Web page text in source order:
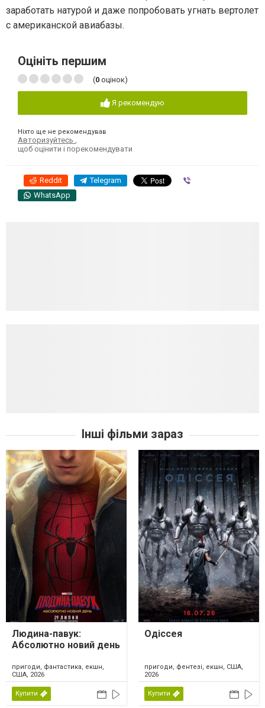
заработать натурой и даже попробовать угнать вертолет
с американской авиабазы.
Оцініть першим
(0 оцінок)
Я рекомендую
Ніхто ще не рекомендував
Авторизуйтесь ,
щоб оцінити і порекомендувати
Reddit Telegram
WhatsApp
Інші фільми зараз
Людина-павук:
Абсолютно новий день
пригоди, фантастика, екшн,
США, 2026
Купити
Одіссея
пригоди, фентезі, екшн, США,
2026
Купити